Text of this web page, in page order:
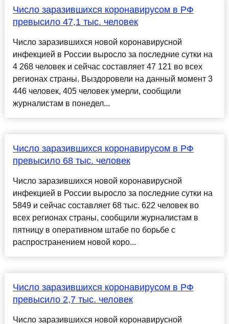
Число заразившихся коронавирусом в РФ
превысило 47,1 тыс. человек
Число заразившихся новой коронавирусной
инфекцией в России выросло за последние сутки на
4 268 человек и сейчас составляет 47 121 во всех
регионах страны. Выздоровели на данный момент 3
446 человек, 405 человек умерли, сообщили
журналистам в понедел...
Число заразившихся коронавирусом в РФ
превысило 68 тыс. человек
Число заразившихся новой коронавирусной
инфекцией в России выросло за последние сутки на
5849 и сейчас составляет 68 тыс. 622 человек во
всех регионах страны, сообщили журналистам в
пятницу в оперативном штабе по борьбе с
распространением новой коро...
Число заразившихся коронавирусом в РФ
превысило 2,7 тыс. человек
Число заразившихся новой коронавирусной